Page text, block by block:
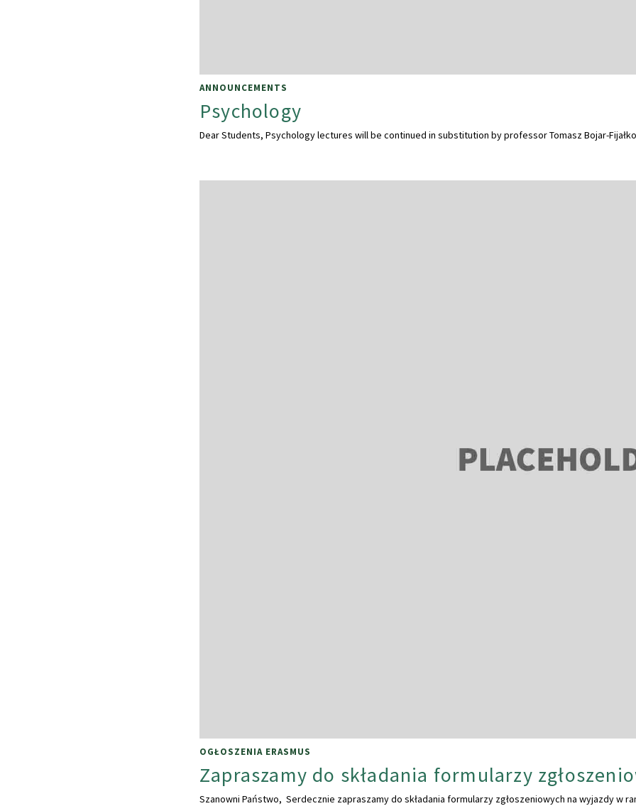
ANNOUNCEMENTS
Psychology
Dear Students, Psychology lectures will be continued in substitution by professor Tomasz Bojar-
OGŁOSZENIA ERASMUS
Zapraszamy do składania formularzy
Szanowni Państwo, Serdecznie zapraszamy do składania formularzy zgłoszeniowych na wyjazdy w